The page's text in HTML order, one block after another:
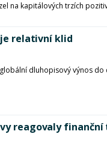
kapitálových trzích
relativní klid
dluhopisový výnos
reagovaly